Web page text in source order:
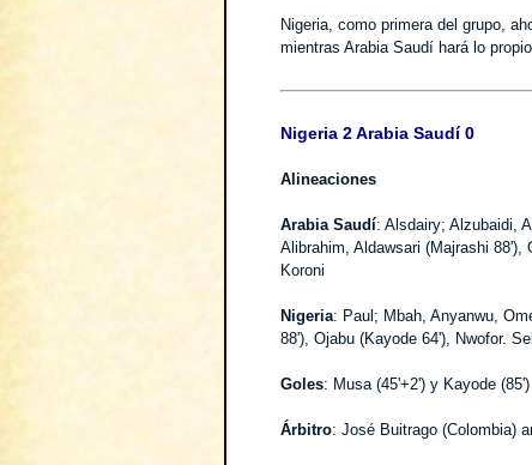
Nigeria, como primera del grupo,
mientras Arabia Saudí hará lo
Nigeria 2 Arabia Saudí 0
Alineaciones
Arabia Saudí: Alsdairy; Alzubaidi,
Alibrahim, Aldawsari (Majrashi 88'),
Koroni
Nigeria: Paul; Mbah, Anyanwu,
88'), Ojabu (Kayode 64'), Nwofor.
Goles: Musa (45'+2') y Kayode (85')
Árbitro: José Buitrago (Colombia)